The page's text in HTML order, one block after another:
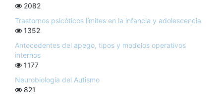
2082
Trastornos psicóticos límites en la infancia y adolescencia
1352
Antecedentes del apego, tipos y modelos operativos
internos
1177
Neurobiología del Autismo
821